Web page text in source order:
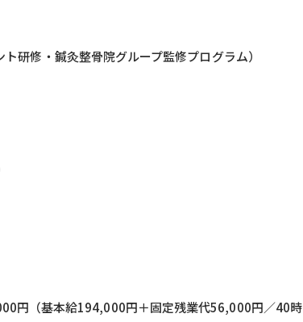
研修・鍼灸整骨院グループ監修プログラム）
円（基本給194,000円＋固定残業代56,000円／40時